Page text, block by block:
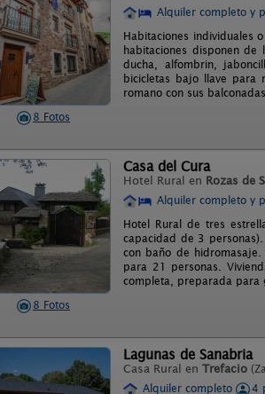
8 Fotos
Alquiler completo y
Habitaciones individuales
habitaciones disponen
ducha, alfombrin,
bicicletas bajo llave para
romano con sus
8 Fotos
Casa del Cura
Hotel Rural en Rozas de
Alquiler completo y
Hotel Rural de tres
capacidad de 3
con baño de
para 21 personas.
completa, preparada para
Lagunas de Sanabria
Casa Rural en Trefacio
Alquiler completo
4